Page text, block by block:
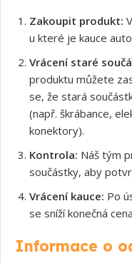
Zakoupit produkt:
u které je kauce
Vrácení staré
produktu můžete
se, že stará
(např. škrábance,
konektory).
Kontrola: Náš tým
součástky, aby
Vrácení kauce: Po
se sníží konečná
Informace o